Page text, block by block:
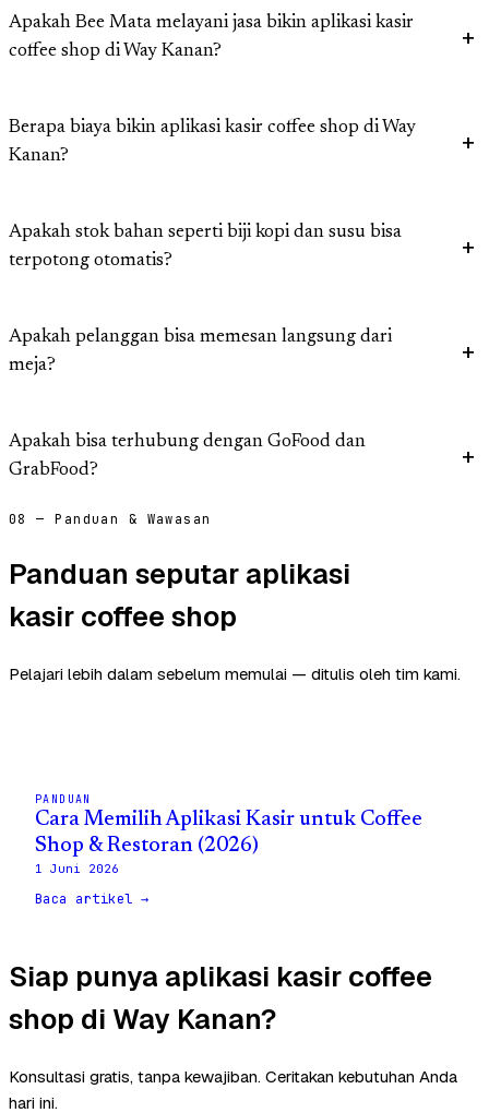
Apakah Bee Mata melayani jasa bikin aplikasi kasir
coffee shop di Way Kanan?
Berapa biaya bikin aplikasi kasir coffee shop di Way
Kanan?
Apakah stok bahan seperti biji kopi dan susu bisa
terpotong otomatis?
Apakah pelanggan bisa memesan langsung dari
meja?
Apakah bisa terhubung dengan GoFood dan
GrabFood?
08 — Panduan & Wawasan
Panduan seputar aplikasi
kasir coffee shop
Pelajari lebih dalam sebelum memulai — ditulis oleh tim kami.
PANDUAN
Cara Memilih Aplikasi Kasir untuk Coffee
Shop & Restoran (2026)
1 Juni 2026
Baca artikel →
Siap punya aplikasi kasir coffee
shop di Way Kanan?
Konsultasi gratis, tanpa kewajiban. Ceritakan kebutuhan Anda
hari ini.